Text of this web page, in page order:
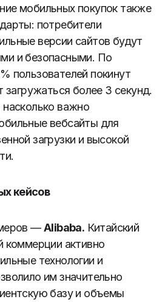
мобильных покупок также
потребители
версии сайтов будут
и безопасными. По
пользователей покинут
загружаться более 3 секунд.
важно
вебсайты для
загрузки и высокой
кейсов
—Alibaba. Китайский
коммерции активно
технологии и
им значительно
базу и объемы